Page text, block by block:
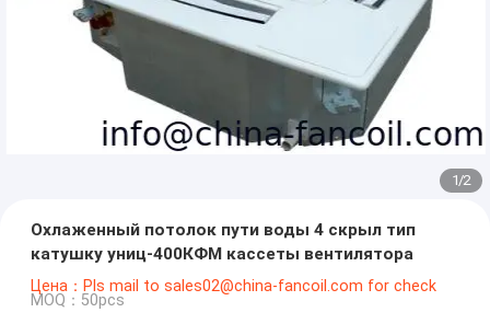
1/2
Охлаженный потолок пути воды 4 скрыл тип
катушку униц-400КФМ кассеты вентилятора
Цена：Pls mail to sales02@china-fancoil.com for check
MOQ：50pcs